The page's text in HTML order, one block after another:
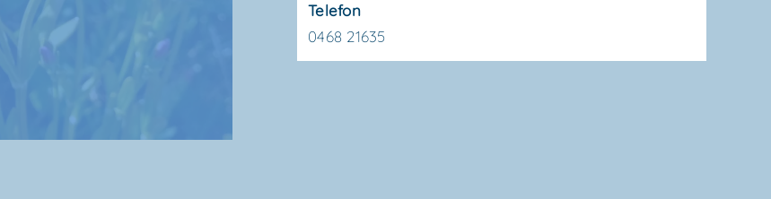
Telefon
0468 21635